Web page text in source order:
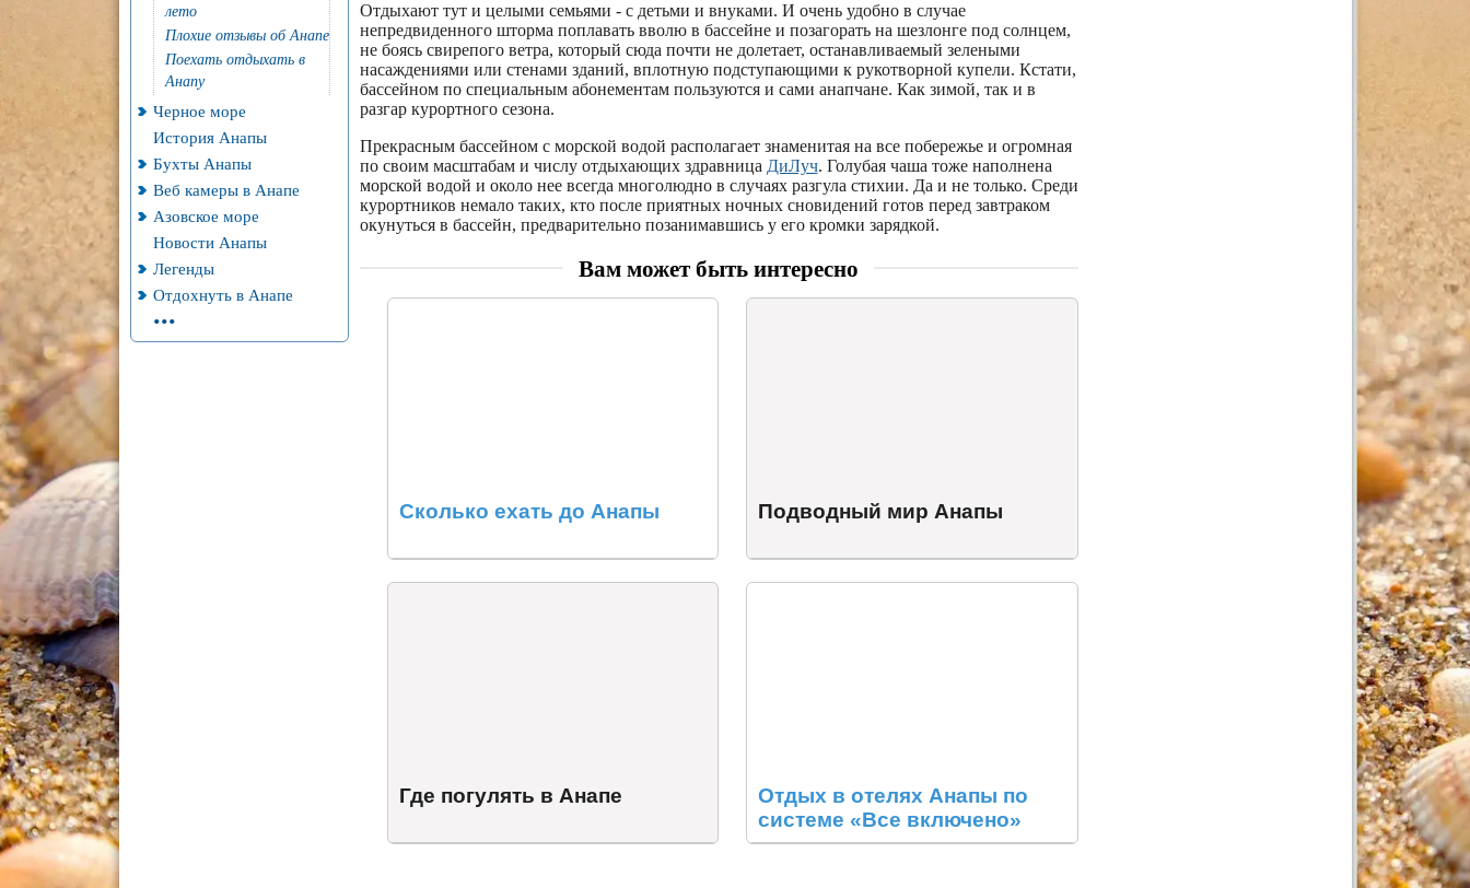
лето
Плохие отзывы об Анапе
Поехать отдыхать в
Анапу
Черное море
История Анапы
Бухты Анапы
Веб камеры в Анапе
Азовское море
Новости Анапы
Легенды
Отдохнуть в Анапе
...
Отдыхают тут и целыми семьями - с детьми и внуками. И очень удобно в случае
непредвиденного шторма поплавать вволю в бассейне и позагорать на шезлонге под солнцем,
не боясь свирепого ветра, который сюда почти не долетает, останавливаемый зелеными
насаждениями или стенами зданий, вплотную подступающими к рукотворной купели. Кстати,
бассейном по специальным абонементам пользуются и сами анапчане. Как зимой, так и в
разгар курортного сезона.
Прекрасным бассейном с морской водой располагает знаменитая на все побережье и огромная
по своим масштабам и числу отдыхающих здравница ДиЛуч. Голубая чаша тоже наполнена
морской водой и около нее всегда многолюдно в случаях разгула стихии. Да и не только. Среди
курортников немало таких, кто после приятных ночных сновидений готов перед завтраком
окунуться в бассейн, предварительно позанимавшись у его кромки зарядкой.
Вам может быть интересно
Сколько ехать до Анапы Подводный мир Анапы
Где погулять в Анапе
Отдых в отелях Анапы по
системе «Все включено»